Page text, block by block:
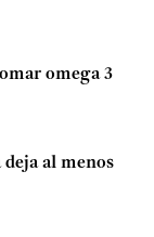
omega 3
al menos